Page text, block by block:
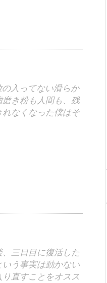
入ってない滑らか
き粉も人間も、残
なくなった僕はそ
三日目に復活した
う事実は動かない
直すことをオスス